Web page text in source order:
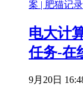
电大计
任务-在
9月20日